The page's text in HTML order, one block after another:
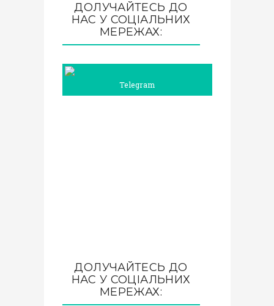
ДОЛУЧАЙТЕСЬ ДО
НАС У СОЦІАЛЬНИХ
МЕРЕЖАХ:
Telegram
ДОЛУЧАЙТЕСЬ ДО
НАС У СОЦІАЛЬНИХ
МЕРЕЖАХ: